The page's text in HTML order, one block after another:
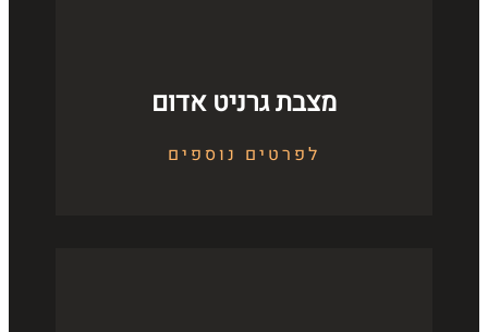
מצבת גרניט אדום
לפרטים נוספים